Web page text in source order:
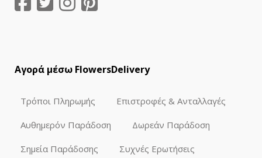
Αγορά μέσω FlowersDelivery
Τρόποι Πληρωμής Επιστροφές & Ανταλλαγές
Αυθημερόν Παράδοση Δωρεάν Παράδοση
Σημεία Παράδοσης Συχνές Ερωτήσεις